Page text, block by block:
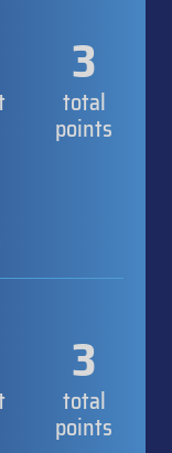
3
total
points
3
total
points